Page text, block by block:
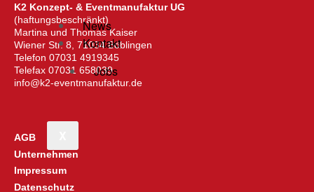
News
Kontakt
Jobs
K2 Konzept- & Eventmanufaktur UG
(haftungsbeschränkt)
Martina und Thomas Kaiser
Wiener Str. 8, 71034 Böblingen
Telefon 07031 4919345
Telefax 07031 658039
info@k2-eventmanufaktur.de
AGB
Unternehmen
Impressum
Datenschutz